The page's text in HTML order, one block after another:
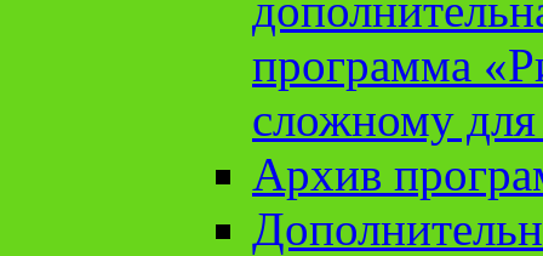
программа
сложному
Архив